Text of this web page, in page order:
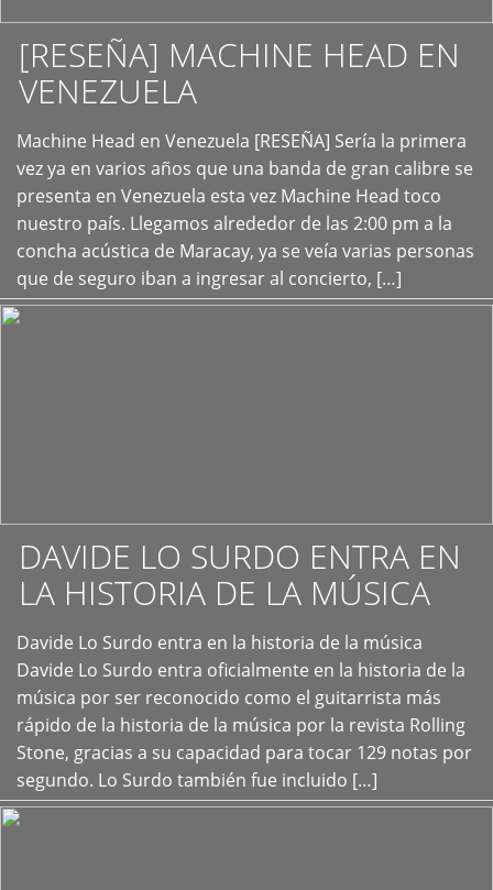
[RESEÑA] MACHINE HEAD EN
VENEZUELA
Machine Head en Venezuela [RESEÑA] Sería la primera
vez ya en varios años que una banda de gran calibre se
presenta en Venezuela esta vez Machine Head toco
nuestro país. Llegamos alrededor de las 2:00 pm a la
concha acústica de Maracay, ya se veía varias personas
que de seguro iban a ingresar al concierto, […]
+
DAVIDE LO SURDO ENTRA EN
LA HISTORIA DE LA MÚSICA
Davide Lo Surdo entra en la historia de la música
Davide Lo Surdo entra oficialmente en la historia de la
música por ser reconocido como el guitarrista más
rápido de la historia de la música por la revista Rolling
Stone, gracias a su capacidad para tocar 129 notas por
segundo. Lo Surdo también fue incluido […]
+